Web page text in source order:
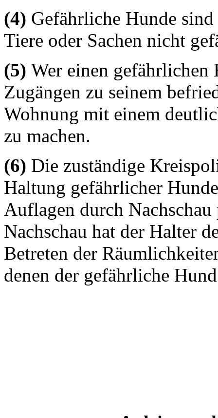
(4) Gefährliche Hunde
Tiere oder Sachen nicht
(5) Wer einen gefährlichen
Zugängen zu seinem
Wohnung mit einem
zu machen.
(6) Die zuständige
Haltung gefährlicher
Auflagen durch
Nachschau hat der Halter
Betreten der
denen der gefährliche